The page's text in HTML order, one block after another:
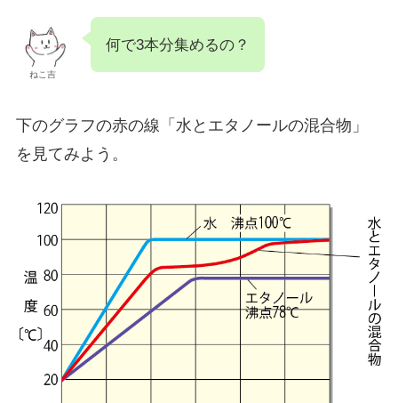
ねこ吉
何で3本分集めるの？
下のグラフの赤の線「水とエタノールの混合物」
を見てみよう。